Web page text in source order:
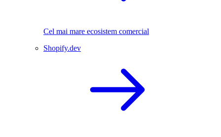
Cel mai mare ecosistem comercial
Shopify.dev